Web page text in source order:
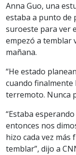
Anna Guo, una
estaba a punto de
suroeste para ver
empezó a temblar
mañana.
“He estado
cuando finalmente
terremoto. Nunca
“Estaba
entonces nos
hizo cada vez más
temblar”, dijo a